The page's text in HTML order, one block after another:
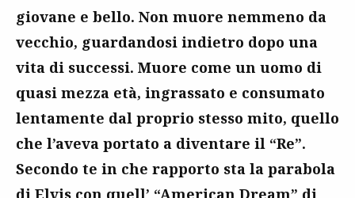
giovane e bello. Non muore nemmeno da
vecchio, guardandosi indietro dopo una
vita di successi. Muore come un uomo di
quasi mezza età, ingrassato e consumato
lentamente dal proprio stesso mito, quello
che l’aveva portato a diventare il “Re”.
Secondo te in che rapporto sta la parabola
di Elvis con quell’ “American Dream” di